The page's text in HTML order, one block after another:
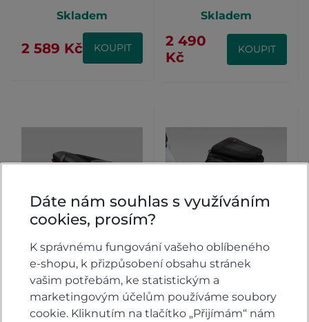
Skladem
2 589 Kč KOUPIT
Skladem
2 490
Kč
KOUPIT
Grey,Red
Kryt sedla
spolujezdce Honda
CB750 Hornet
Skladem
Taška na zadní sedlo
- sada Honda CB750
Hornet
U dodavatele
Dáte nám souhlas s využíváním
cookies, prosím?
K správnému fungování vašeho oblíbeného
e-shopu, k přizpůsobení obsahu stránek
vašim potřebám, ke statistickým a
marketingovým účelům používáme soubory
cookie. Kliknutím na tlačítko „Přijímám“ nám